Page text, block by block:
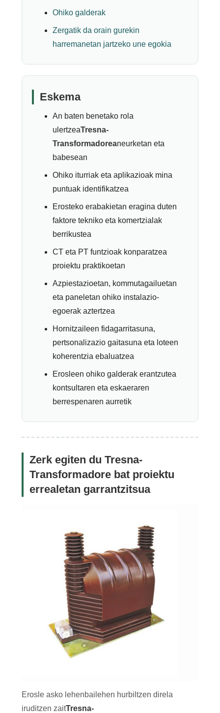
Ohiko galderak
Zergatik da orain gurekin
harremanetan jartzeko une egokia
Eskema
An baten benetako rola
ulertzeaTresna-
Transformadoreaneurketan eta
babesean
Ohiko iturriak eta aplikazioak mina
puntuak identifikatzea
Erosteko erabakietan eragina duten
faktore tekniko eta komertzialak
berrikustea
CT eta PT funtzioak konparatzea
proiektu praktikoetan
Azpiestazioetan, kommutagailuetan
eta paneletan ohiko instalazio-
egoerak aztertzea
Hornitzaileen fidagarritasuna,
pertsonalizazio gaitasuna eta loteen
koherentzia ebaluatzea
Erosleen ohiko galderak erantzutea
kontsultaren eta eskaeraren
berrespenaren aurretik
Zerk egiten du Tresna-
Transformadore bat proiektu
errealetan garrantzitsua
Erosle asko lehenbailehen hurbiltzen direla
iruditzen zaitTresna-